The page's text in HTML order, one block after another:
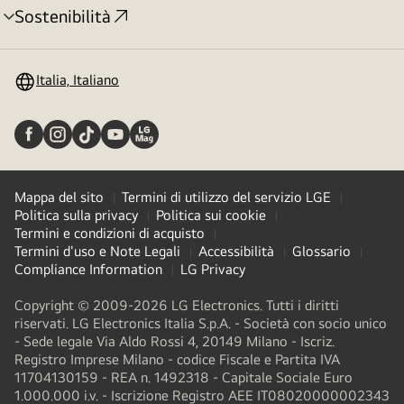
Sostenibilità
Attivazione
Italia, Italiano
Mappa del sito
Termini di utilizzo del servizio LGE
Politica sulla privacy
Politica sui cookie
Termini e condizioni di acquisto
Termini d'uso e Note Legali
Accessibilità
Glossario
Compliance Information
LG Privacy
Copyright © 2009-2026 LG Electronics. Tutti i diritti
riservati. LG Electronics Italia S.p.A. - Società con socio unico
- Sede legale Via Aldo Rossi 4, 20149 Milano - Iscriz.
Registro Imprese Milano - codice Fiscale e Partita IVA
11704130159 - REA n. 1492318 - Capitale Sociale Euro
1.000.000 i.v. - Iscrizione Registro AEE IT08020000002343​